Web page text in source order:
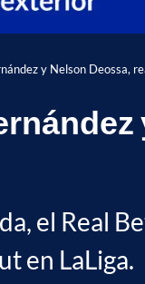
y Nelson Deossa,
el Real
en LaLiga.